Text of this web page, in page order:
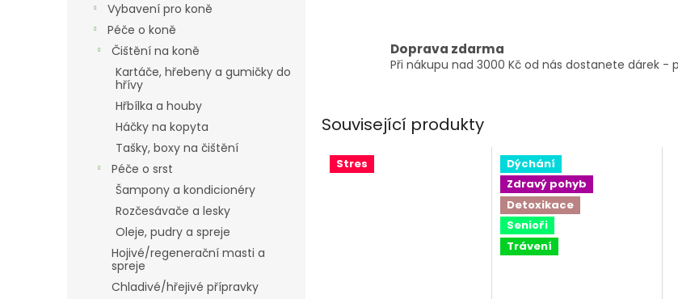
Vybavení pro koně
Péče o koně
Čištění na koně
Kartáče, hřebeny a gumičky do
hřívy
Hřbílka a houby
Háčky na kopyta
Tašky, boxy na čištění
Péče o srst
Šampony a kondicionéry
Rozčesávače a lesky
Oleje, pudry a spreje
Hojivé/regenerační masti a
spreje
Chladivé/hřejivé přípravky
Doprava zdarma
Při nákupu nad 3000 Kč od nás dostanete dárek
Související produkty
Stres
Dýchání
Zdravý pohyb
Detoxikace
Senioři
Trávení